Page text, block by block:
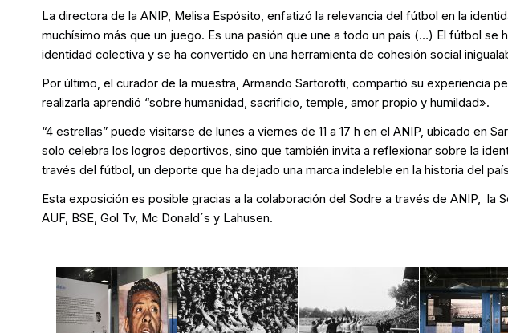
La directora de la ANIP, Melisa Espósito, enfatizó la relevancia del fútbol en la
muchísimo más que un juego. Es una pasión que une a todo un país (…) El fútbol se
identidad colectiva y se ha convertido en una herramienta de cohesión social
Por último, el curador de la muestra, Armando Sartorotti, compartió su experiencia
realizarla aprendió “sobre humanidad, sacrificio, temple, amor propio y humildad».
“4 estrellas” puede visitarse de lunes a viernes de 11 a 17 h en el ANIP, ubicado en
solo celebra los logros deportivos, sino que también invita a reflexionar sobre la
través del fútbol, un deporte que ha dejado una marca indeleble en la historia del
Esta exposición es posible gracias a la colaboración del Sodre a través de ANIP, la
AUF, BSE, Gol Tv, Mc Donald´s y Lahusen.